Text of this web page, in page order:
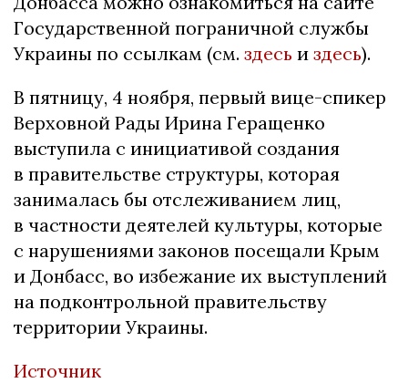
Государственной пограничной службы
Украины по ссылкам (см. здесь и здесь).
В пятницу, 4 ноября, первый вице-спикер
Верховной Рады Ирина Геращенко
выступила с инициативой создания
в правительстве структуры, которая
занималась бы отслеживанием лиц,
в частности деятелей культуры, которые
с нарушениями законов посещали Крым
и Донбасс, во избежание их выступлений
на подконтрольной правительству
территории Украины.
Источник